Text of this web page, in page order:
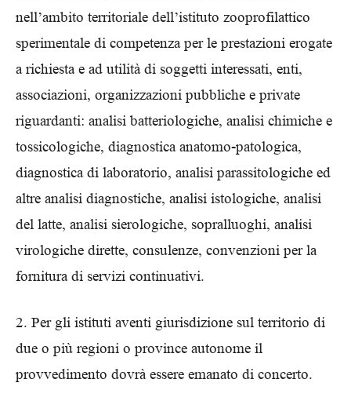
nell’ambito territoriale dell’istituto zooprofilattico
sperimentale di competenza per le prestazioni erogate
a richiesta e ad utilità di soggetti interessati, enti,
associazioni, organizzazioni pubbliche e private
riguardanti: analisi batteriologiche, analisi chimiche e
tossicologiche, diagnostica anatomo-patologica,
diagnostica di laboratorio, analisi parassitologiche ed
altre analisi diagnostiche, analisi istologiche, analisi
del latte, analisi sierologiche, sopralluoghi, analisi
virologiche dirette, consulenze, convenzioni per la
fornitura di servizi continuativi.
2. Per gli istituti aventi giurisdizione sul territorio di
due o più regioni o province autonome il
provvedimento dovrà essere emanato di concerto.